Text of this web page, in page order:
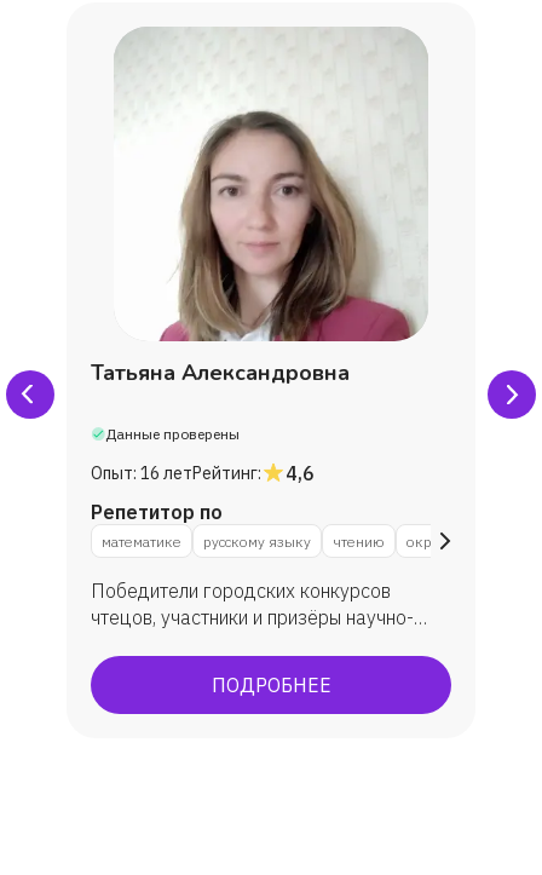
Татьяна Александровна
Данные проверены
Опыт: 16 летРейтинг:
4,6
Репетитор по
математике русскому языку чтению окружающему
Победители городских конкурсов
чтецов, участники и призёры научно-
мир", победитель международной
олимпиады по русскому языку "Русский
ПОДРОБНЕЕ